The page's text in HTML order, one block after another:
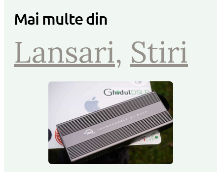
Mai multe din
Lansari, Stiri